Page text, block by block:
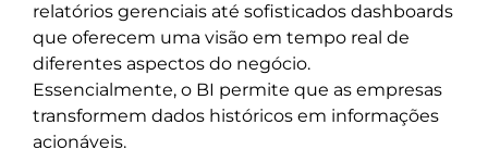
relatórios gerenciais até sofisticados dashboards
que oferecem uma visão em tempo real de
diferentes aspectos do negócio.
Essencialmente, o BI permite que as empresas
transformem dados históricos em informações
acionáveis.